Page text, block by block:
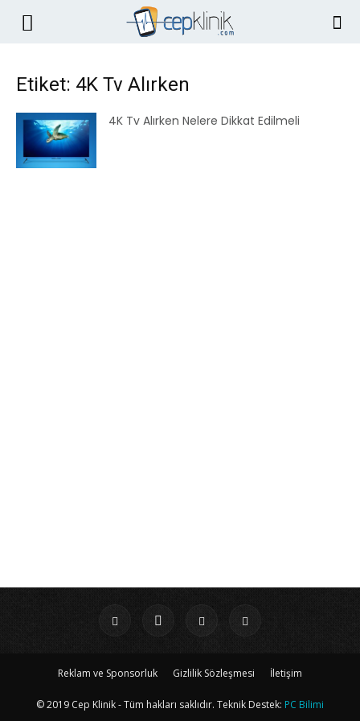
Etiket: 4K Tv Alırken
4K Tv Alırken Nelere Dikkat Edilmeli
Reklam ve Sponsorluk Gizlilik Sözleşmesi İletişim
© 2019 Cep Klinik - Tüm hakları saklıdır. Teknik Destek: PC Bilimi